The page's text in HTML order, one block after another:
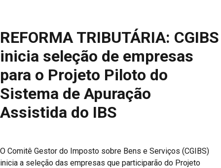
REFORMA TRIBUTÁRIA: CGIBS
inicia seleção de empresas
para o Projeto Piloto do
Sistema de Apuração
Assistida do IBS
O Comitê Gestor do Imposto sobre Bens e Serviços (CGIBS)
inicia a seleção das empresas que participarão do Projeto